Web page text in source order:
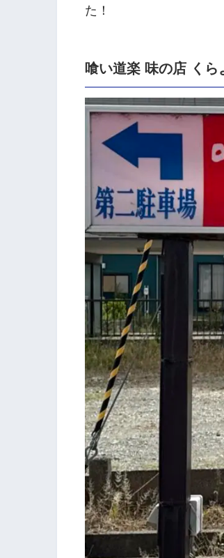
た！
喰い道楽 味の店 く